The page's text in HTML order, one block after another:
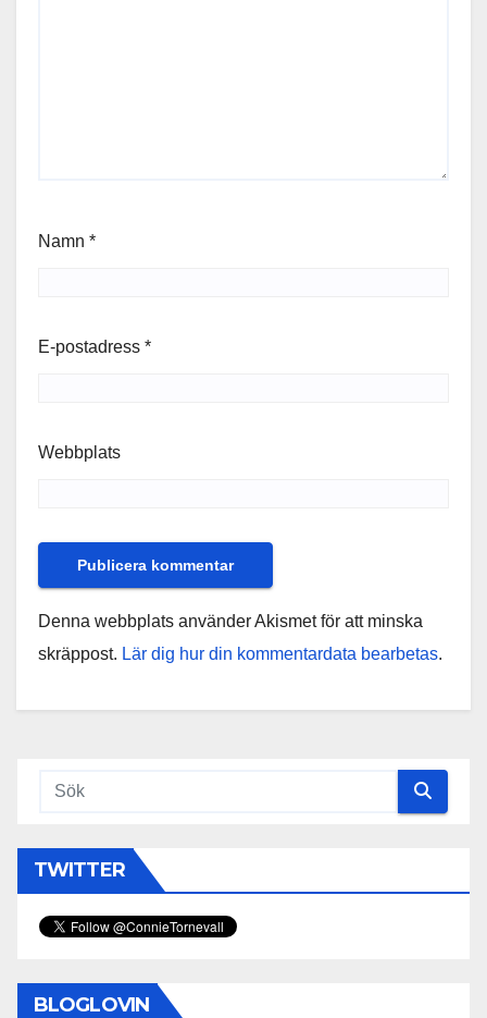
Namn *
E-postadress *
Webbplats
Denna webbplats använder Akismet för att minska
skräppost. Lär dig hur din kommentardata bearbetas.
TWITTER
BLOGLOVIN